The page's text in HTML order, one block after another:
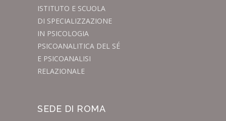
ISTITUTO E SCUOLA
DI SPECIALIZZAZIONE
IN PSICOLOGIA
PSICOANALITICA DEL SÉ
E PSICOANALISI
RELAZIONALE
SEDE DI ROMA